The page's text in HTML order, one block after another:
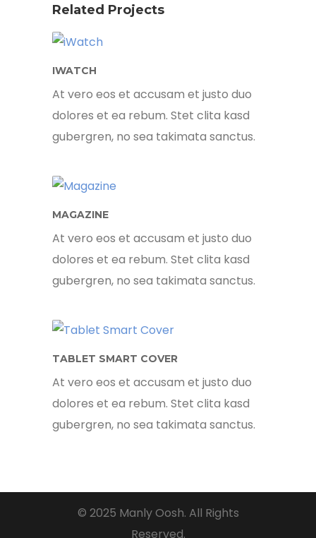
Related Projects
IWATCH
At vero eos et accusam et justo duo
dolores et ea rebum. Stet clita kasd
gubergren, no sea takimata sanctus.
MAGAZINE
At vero eos et accusam et justo duo
dolores et ea rebum. Stet clita kasd
gubergren, no sea takimata sanctus.
TABLET SMART COVER
At vero eos et accusam et justo duo
dolores et ea rebum. Stet clita kasd
gubergren, no sea takimata sanctus.
© 2025 Manly Oosh. All Rights
Reserved.